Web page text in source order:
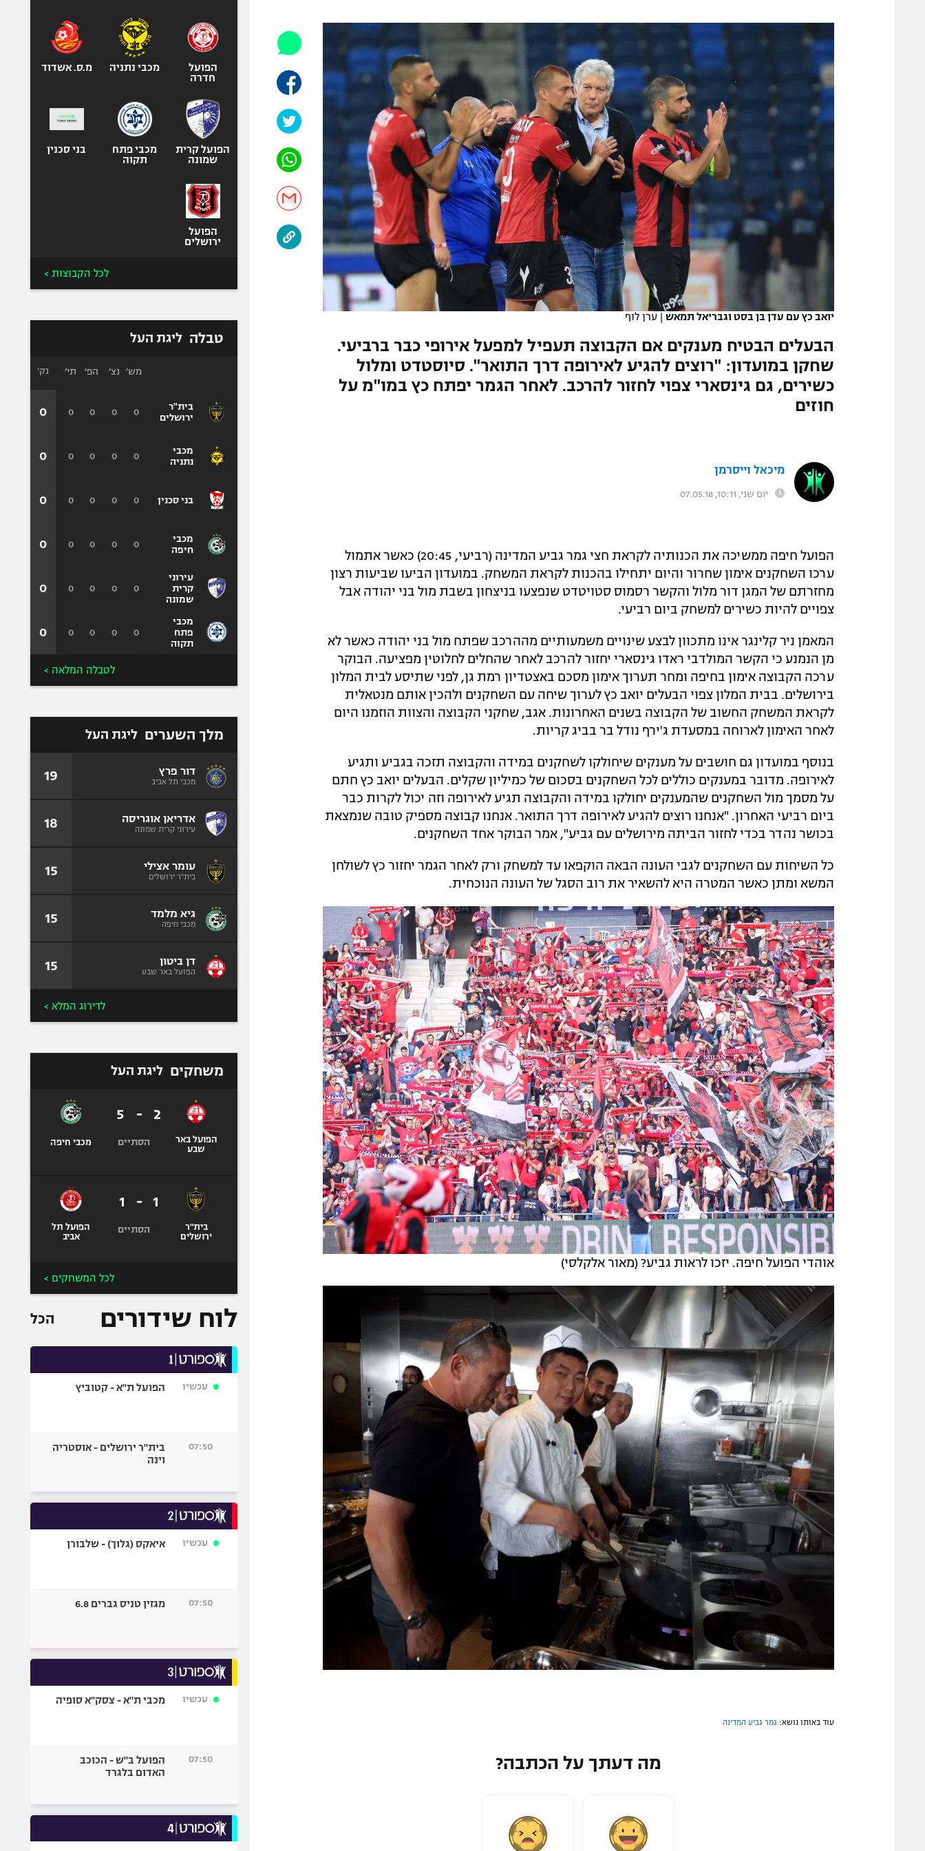
תקנון עבור פעילות אלקטרה
תקנון עבור פעילות ספורט 1 – "מרלן"
גיימינג E-Sports
תנאי שימוש
תקנון פעילות ספורט 1
רשיון להקרנה פומבית לבית עסק
הצטרפות לחבילת הערוצים
לוח דרושים – ג'ובנט
המגזין
הפועל תל אביב
הפועל חיפה
הפועל באר שבע
מכבי נתניה
בני יהודה
ליגה סינית
ליגה ברזילאית
ליגות נוספות
אופניים
ספורט מוטורי
כדורמים
בייסבול MLB
ספורט אתגרי
אומנויות לחימה
יואב כץ עם עדן בן בסט וגבריאל תמאש | ערן לוף
הבעלים הבטיח מענקים אם הקבוצה תעפיל למפעל אירופי כבר ברביעי.
שחקן במועדון: "רוצים להגיע לאירופה דרך התואר". סיוסטדט ומלול
כשירים, גם גינסארי צפוי לחזור להרכב. לאחר הגמר יפתח כץ במו"מ על
חוזים
מיכאל וייסרמן
יום שני, 10:11, 07.05.18
הפועל חיפה ממשיכה את הכנותיה לקראת חצי גמר גביע המדינה (רביעי, 20:45) כאשר אתמול
ערכו השחקנים אימון שחרור והיום יתחילו בהכנות לקראת המשחק. במועדון הביעו שביעות רצון
מחזרתם של המגן דור מלול והקשר רסמוס סטויטדט שנפצעו בניצחון בשבת מול בני יהודה אבל
צפויים להיות כשירים למשחק ביום רביעי.
המאמן ניר קלינגר אינו מתכוון לבצע שינויים משמעותיים מההרכב שפתח מול בני יהודה כאשר לא
מן הנמנע כי הקשר המולדבי ראדו גינסארי יחזור להרכב לאחר שהחלים לחלוטין מפציעה. הבוקר
ערכה הקבוצה אימון בחיפה ומחר תערוך אימון מסכם באצטדיון רמת גן, לפני שתיסע לבית המלון
בירושלים. בבית המלון צפוי הבעלים יואב כץ לערוך שיחה עם השחקנים ולהכין אותם מנטאלית
לקראת המשחק החשוב של הקבוצה בשנים האחרונות. אגב, שחקני הקבוצה והצוות הוזמנו היום
לאחר האימון לארוחה במסעדת ג'ירף נודל בר בביג קריות.
בנוסף במועדון גם חושבים על מענקים שיחולקו לשחקנים במידה והקבוצה תזכה בגביע ותגיע
לאירופה. מדובר במענקים כוללים לכל השחקנים בסכום של כמיליון שקלים. הבעלים יואב כץ חתם
על מסמך מול השחקנים שהמענקים יחולקו במידה והקבוצה תגיע לאירופה וזה יכול לקרות כבר
ביום רביעי האחרון. "אנחנו רוצים להגיע לאירופה דרך התואר. אנחנו קבוצה מספיק טובה שנמצאת
בכושר נהדר בכדי לחזור הביתה מירושלים עם גביע", אמר הבוקר אחד השחקנים.
כל השיחות עם השחקנים לגבי העונה הבאה הוקפאו עד למשחק ורק לאחר הגמר יחזור כץ לשולחן
המשא ומתן כאשר המטרה היא להשאיר את רוב הסגל של העונה הנוכחית.
אוהדי הפועל חיפה. יזכו לראות גביע? (מאור אלקלסי)
עוד באותו נושא: גמר גביע המדינה
מה דעתך על הכתבה?
הפועל
חדרה
מכבי נתניה מ.ס. אשדוד
הפועל קרית
שמונה
מכבי פתח
תקוה
בני סכנין
הפועל
ירושלים
לכל הקבוצות >
טבלה ליגת העל
בית"ר
ירושלים
מכבי
נתניה
בני סכנין
מכבי
חיפה
עירוני
קרית
שמונה
מכבי
פתח
תקוה
מש׳ נצ׳ הפ׳ תי׳
0
0
0
0
0
0
0
0
0
0
0
0
0
0
0
0
0
0
0
0
0
0
0
0
נק׳
0
0
0
0
0
0
לטבלה המלאה >
מלך השערים ליגת העל
דור פרץ
מכבי תל אביב 19
אדריאן אוגריסה
עירוני קרית שמונה 18
עומר אצילי
בית"ר ירושלים 15
גיא מלמד
מכבי חיפה 15
דן ביטון
הפועל באר שבע 15
לדירוג המלא >
משחקים ליגת העל
הפועל באר
שבע
2
-
5
הסתיים מכבי חיפה
בית"ר
ירושלים
1
-
1
הסתיים
הפועל תל
אביב
לכל המשחקים >
לוח שידורים הכל
עכשיו הפועל ת"א - קטוביץ
07:50
בית"ר ירושלים - אוסטריה
וינה
עכשיו איאקס (גלוך) - שלבורן
07:50 מגזין טניס גברים 6.8
עכשיו מכבי ת"א - צסק"א סופיה
07:50
הפועל ב"ש - הכוכב
האדום בלגרד